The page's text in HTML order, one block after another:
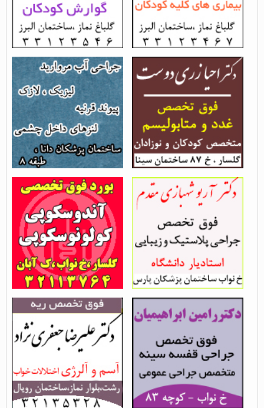
دکتر رضا سلطانی مقدم -
فوق تخصص آب...
بازدید از مطلب : 16643
دکتر احیا زری دوست - فوق
تخصص غدد...
بازدید از مطلب : 16424
دکتر صیاد کاشف
بازدید از مطلب : 16395
فوق تخصص جراحی پلاستیک
در رشت - دکتر...
بازدید از مطلب : 15623
دکتر علیرضا جعفری نژاد -
فوق تخصص ریه،...
بازدید از مطلب : 13034
دکتر رامین ابراهیمیان -
بازدید از مطلب : 12130